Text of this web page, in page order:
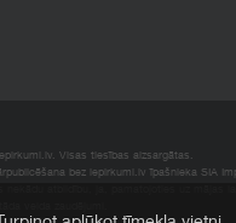
Visas tiesības aizsargātas.
bez iepirkumi.lv īpašnieka SIA